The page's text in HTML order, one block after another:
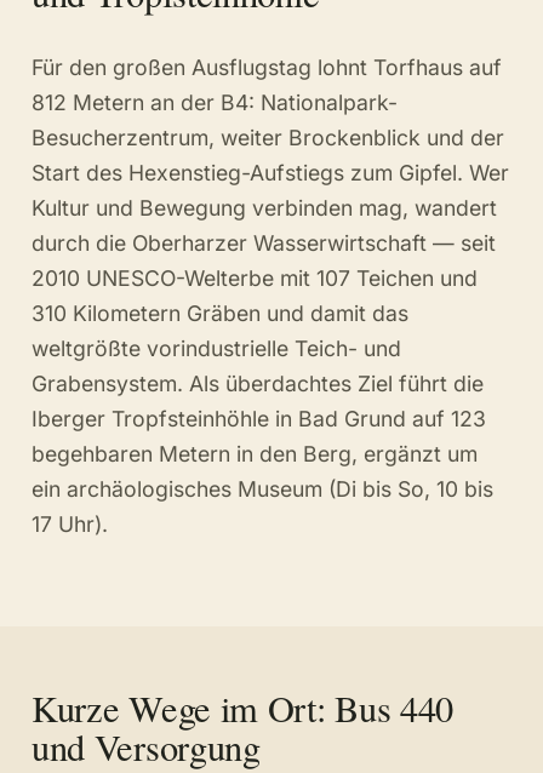
Für den großen Ausflugstag lohnt Torfhaus auf
812 Metern an der B4: Nationalpark-
Besucherzentrum, weiter Brockenblick und der
Start des Hexenstieg-Aufstiegs zum Gipfel. Wer
Kultur und Bewegung verbinden mag, wandert
durch die Oberharzer Wasserwirtschaft — seit
2010 UNESCO-Welterbe mit 107 Teichen und
310 Kilometern Gräben und damit das
weltgrößte vorindustrielle Teich- und
Grabensystem. Als überdachtes Ziel führt die
Iberger Tropfsteinhöhle in Bad Grund auf 123
begehbaren Metern in den Berg, ergänzt um
ein archäologisches Museum (Di bis So, 10 bis
17 Uhr).
Kurze Wege im Ort: Bus 440
und Versorgung